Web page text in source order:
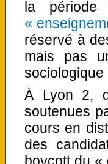
la période
«
réservé à
mais pas
sociologique
À Lyon 2,
soutenues
cours en
des